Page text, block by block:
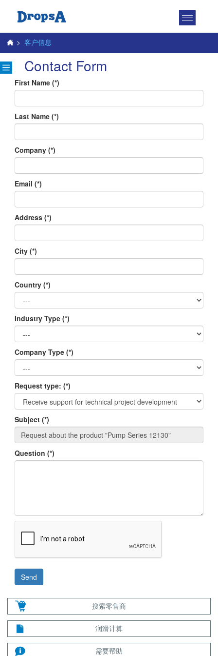
Toggle
> 客户信息
Contact Form
First Name (*)
Last Name (*)
Company (*)
Email (*)
Address (*)
City (*)
Country (*)
Industry Type (*)
Company Type (*)
Request type: (*)
Subject (*)
Question (*)
搜索零售商
润滑计算
需要帮助